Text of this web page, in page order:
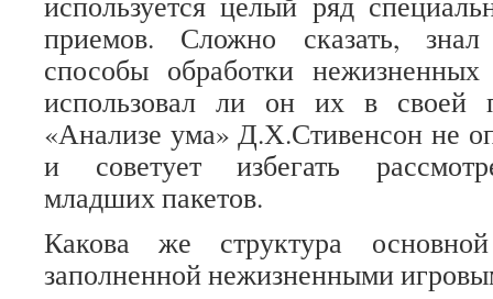
приемов. Сложно сказать,
способы обработки
использовал ли он их в своей
«Анализе ума» Д.Х.Стивенсон не
и советует избегать
младших пакетов.
Какова же структура
заполненной нежизненными